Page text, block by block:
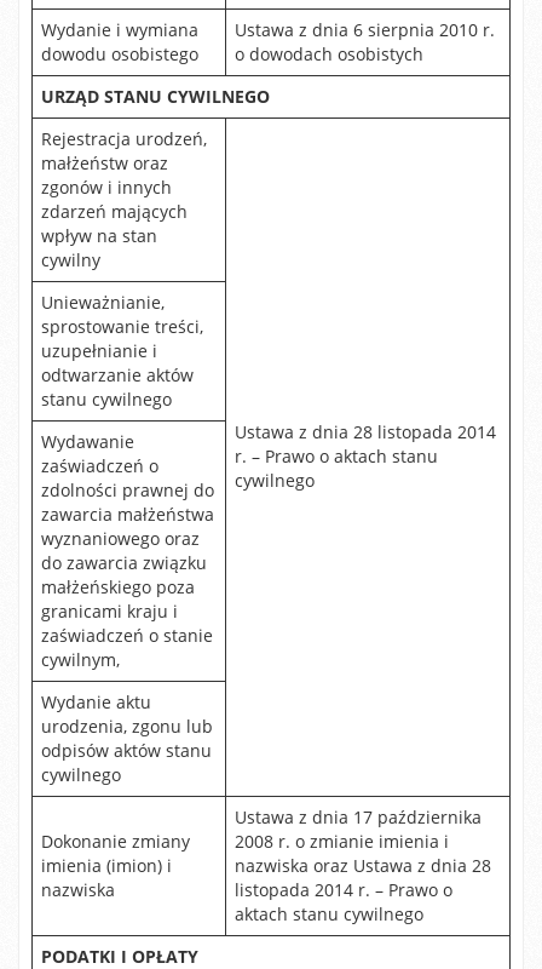
Wydanie i wymiana
dowodu osobistego
Ustawa z dnia 6 sierpnia 2010 r.
o dowodach osobistych
URZĄD STANU CYWILNEGO
Rejestracja urodzeń,
małżeństw oraz
zgonów i innych
zdarzeń mających
wpływ na stan
cywilny
Ustawa z dnia 28 listopada 2014
r. – Prawo o aktach stanu
cywilnego
Unieważnianie,
sprostowanie treści,
uzupełnianie i
odtwarzanie aktów
stanu cywilnego
Wydawanie
zaświadczeń o
zdolności prawnej do
zawarcia małżeństwa
wyznaniowego oraz
do zawarcia związku
małżeńskiego poza
granicami kraju i
zaświadczeń o stanie
cywilnym,
Wydanie aktu
urodzenia, zgonu lub
odpisów aktów stanu
cywilnego
Dokonanie zmiany
imienia (imion) i
nazwiska
Ustawa z dnia 17 października
2008 r. o zmianie imienia i
nazwiska oraz Ustawa z dnia 28
listopada 2014 r. – Prawo o
aktach stanu cywilnego
PODATKI I OPŁATY